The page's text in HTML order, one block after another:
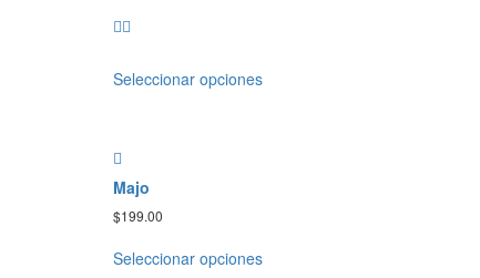
Seleccionar opciones
Majo
$199.00
Seleccionar opciones